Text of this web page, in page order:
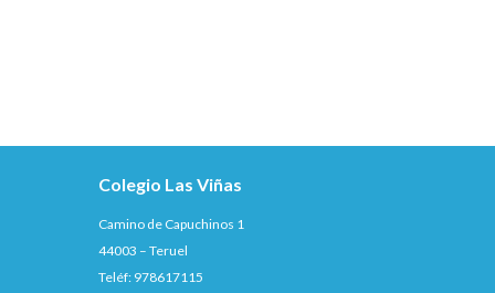
Colegio Las Viñas
Camino de Capuchinos 1
44003 – Teruel
Teléf: 978617115